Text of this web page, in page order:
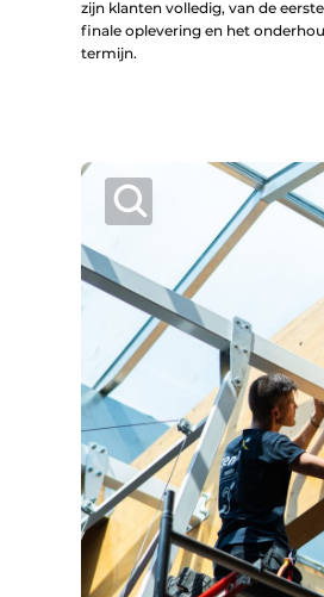
zijn klanten volledig, van de
finale oplevering en het
termijn.